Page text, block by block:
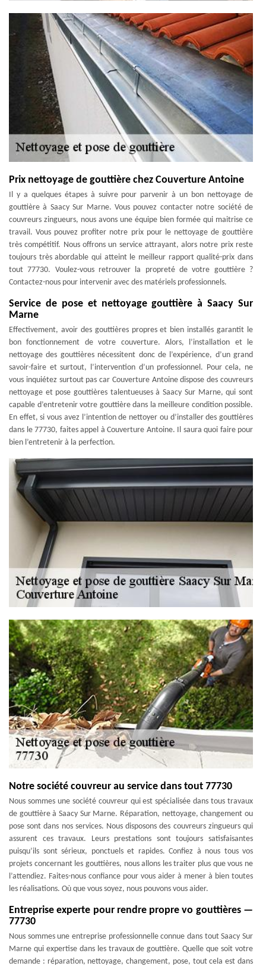
Prix nettoyage de gouttière chez Couverture Antoine
Il y a quelques étapes à suivre pour parvenir à un bon nettoyage de
gouttière à Saacy Sur Marne. Vous pouvez contacter notre société de
couvreurs zingueurs, nous avons une équipe bien formée qui maitrise ce
travail. Vous pouvez profiter notre prix pour le nettoyage de gouttière
très compétitif. Nous offrons un service attrayant, alors notre prix reste
toujours très abordable qui atteint le meilleur rapport qualité-prix dans
tout 77730. Voulez-vous retrouver la propreté de votre gouttière ?
Contactez-nous pour intervenir avec des matériels professionnels.
Service de pose et nettoyage gouttière à Saacy Sur
Marne
Effectivement, avoir des gouttières propres et bien installés garantit le
bon fonctionnement de votre couverture. Alors, l’installation et le
nettoyage des gouttières nécessitent donc de l’expérience, d’un grand
savoir-faire et surtout, l’intervention d’un professionnel. Pour cela, ne
vous inquiétez surtout pas car Couverture Antoine dispose des couvreurs
nettoyage et pose gouttières talentueuses à Saacy Sur Marne, qui sont
capable d’entretenir votre gouttière dans la meilleure condition possible.
En effet, si vous avez l’intention de nettoyer ou d’installer des gouttières
dans le 77730, faites appel à Couverture Antoine. Il saura quoi faire pour
bien l’entretenir à la perfection.
Notre société couvreur au service dans tout 77730
Nous sommes une société couvreur qui est spécialisée dans tous travaux
de gouttière à Saacy Sur Marne. Réparation, nettoyage, changement ou
pose sont dans nos services. Nous disposons des couvreurs zingueurs qui
assurent ces travaux. Leurs prestations sont toujours satisfaisantes
puisqu’ils sont sérieux, ponctuels et rapides. Confiez à nous tous vos
projets concernant les gouttières, nous allons les traiter plus que vous ne
l’attendiez. Faites-nous confiance pour vous aider à mener à bien toutes
les réalisations. Où que vous soyez, nous pouvons vous aider.
Entreprise experte pour rendre propre vo gouttières —
77730
Nous sommes une entreprise professionnelle connue dans tout Saacy Sur
Marne qui expertise dans les travaux de gouttière. Quelle que soit votre
demande : réparation, nettoyage, changement, pose, tout cela est dans